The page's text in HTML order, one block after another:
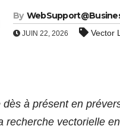
By
JUIN 22, 2026 Vector
dès à présent en
recherche vectorielle